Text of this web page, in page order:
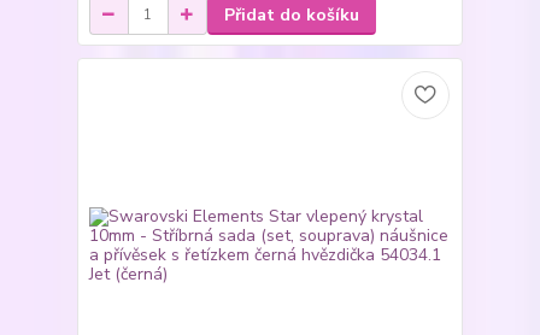
Přidat do košíku